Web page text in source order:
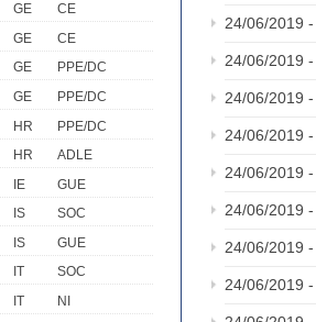
GE
CE
GE
CE
GE
PPE/DC
GE
PPE/DC
HR
PPE/DC
HR
ADLE
IE
GUE
IS
SOC
IS
GUE
IT
SOC
IT
NI
24/06/2019 -
24/06/2019 -
24/06/2019 -
24/06/2019 -
24/06/2019 -
24/06/2019 -
24/06/2019 -
24/06/2019 -